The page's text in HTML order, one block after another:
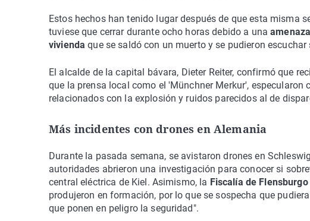
Estos hechos han tenido lugar después de que esta misma
tuviese que cerrar durante ocho horas debido a una
vivienda que se saldó con un muerto y se pudieron
El alcalde de la capital bávara, Dieter Reiter, confirmó que
que la prensa local como el 'Münchner Merkur',
relacionados con la explosión y ruidos parecidos al de
Más incidentes con drones en Alemania
Durante la pasada semana, se avistaron drones en
autoridades abrieron una investigación para conocer si
central eléctrica de Kiel. Asimismo, la Fiscalía de
produjeron en formación, por lo que se sospecha que
que ponen en peligro la seguridad".